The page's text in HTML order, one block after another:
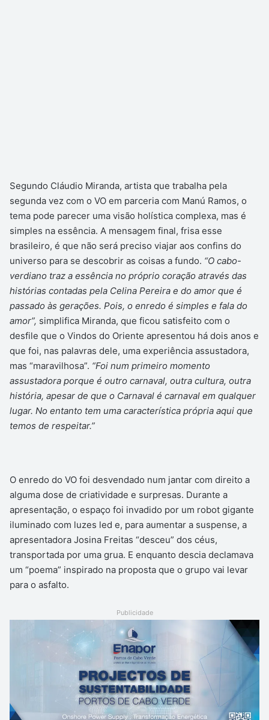
Segundo Cláudio Miranda, artista que trabalha pela
segunda vez com o VO em parceria com Manú Ramos, o
tema pode parecer uma visão holística complexa, mas é
simples na essência. A mensagem final, frisa esse
brasileiro, é que não será preciso viajar aos confins do
universo para se descobrir as coisas a fundo. “O cabo-
verdiano traz a essência no próprio coração através das
histórias contadas pela Celina Pereira e do amor que é
passado às gerações. Pois, o enredo é simples e fala do
amor”, simplifica Miranda, que ficou satisfeito com o
desfile que o Vindos do Oriente apresentou há dois anos e
que foi, nas palavras dele, uma experiência assustadora,
mas “maravilhosa”. “Foi num primeiro momento
assustadora porque é outro carnaval, outra cultura, outra
história, apesar de que o Carnaval é carnaval em qualquer
lugar. No entanto tem uma característica própria aqui que
temos de respeitar.”
O enredo do VO foi desvendado num jantar com direito a
alguma dose de criatividade e surpresas. Durante a
apresentação, o espaço foi invadido por um robot gigante
iluminado com luzes led e, para aumentar a suspense, a
apresentadora Josina Freitas “desceu” dos céus,
transportada por uma grua. E enquanto descia declamava
um “poema” inspirado na proposta que o grupo vai levar
para o asfalto.
Publicidade